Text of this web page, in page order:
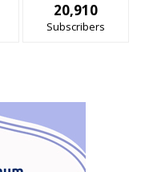
20,910
Subscribers